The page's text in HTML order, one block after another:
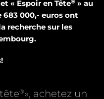
« Espoir en Tête
» au
683 000,- euros ont
recherche sur les
®», achetez un